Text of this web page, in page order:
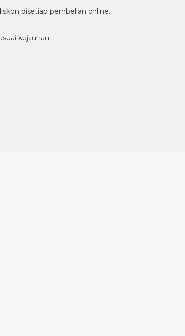
disetiap pembelian online.
kejauhan.